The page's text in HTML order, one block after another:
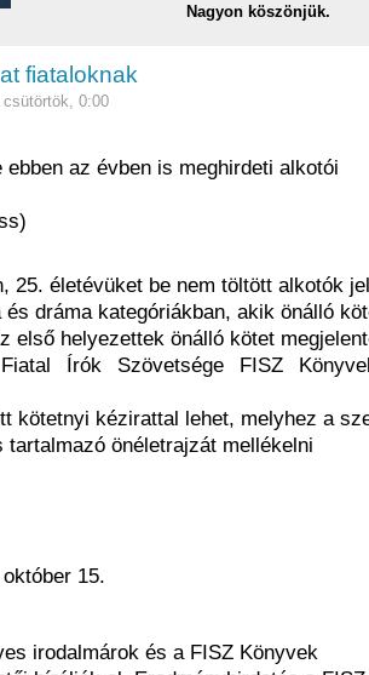
Nagyon köszönjük.
fiataloknak
0:00
ebben az évben is meghirdeti alkotói
25. életévüket be nem töltött alkotók
dráma kategóriákban, akik önálló
első helyezettek önálló kötet
Írók Szövetsége FISZ
kötetnyi kézirattal lehet, melyhez a
tartalmazó önéletrajzát mellékelni
15.
irodalmárok és a FISZ Könyvek